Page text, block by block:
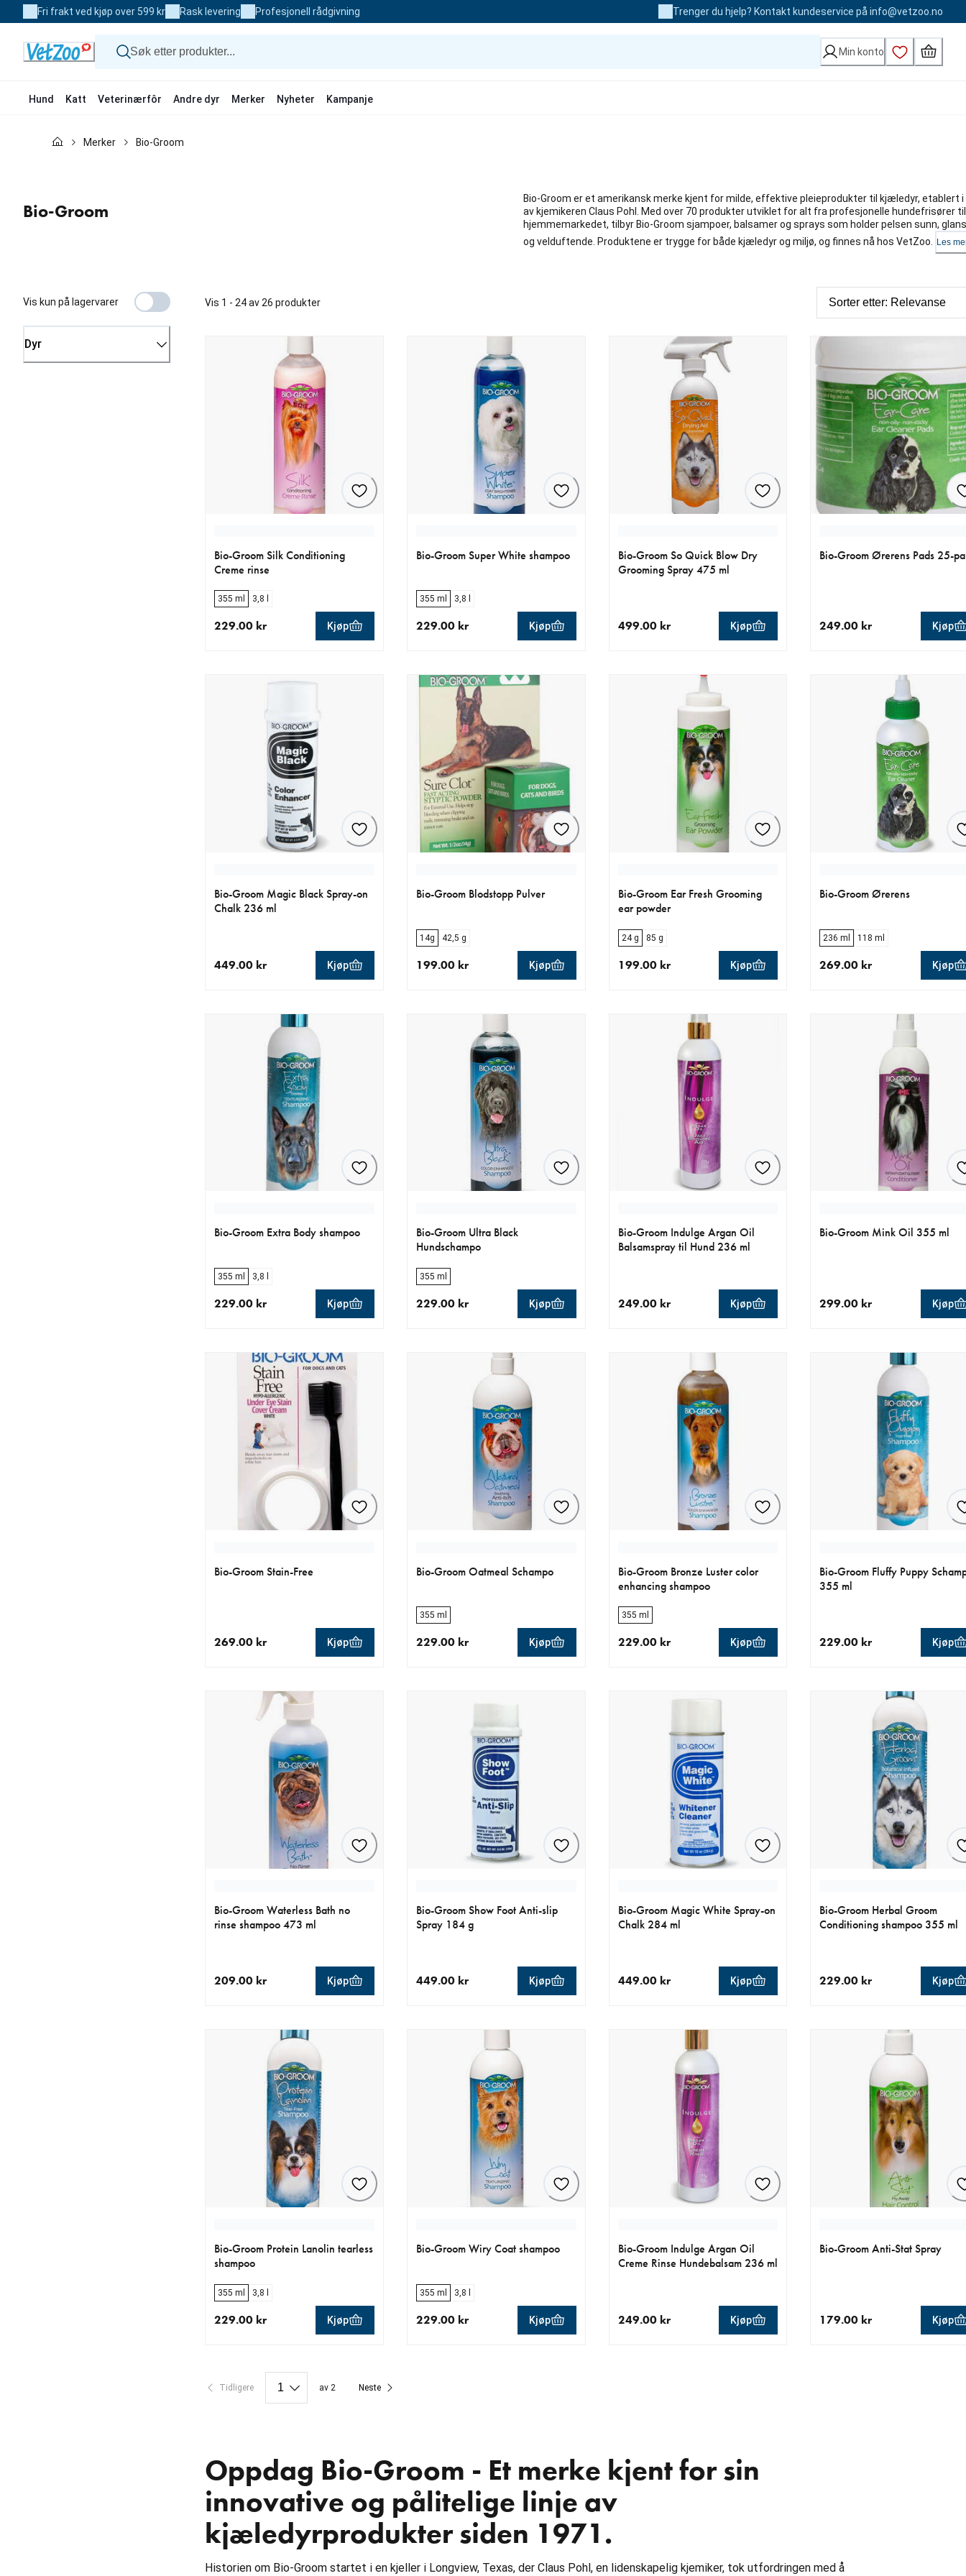
to
Fri frakt ved kjøp over 599 kr Rask levering Profesjonell rådgivning Trenger du hjelp? Kontakt kundeservice på info@vetzoo.no
Min konto
Hund Katt Veterinærfôr Andre dyr Merker Nyheter Kampanje
Nyheter
Kampanje
Merker Bio-Groom
Bio-Groom
Bio-Groom er et amerikansk merke kjent for milde, effektive pleieprodukter til kjæledyr, etablert i
av kjemikeren Claus Pohl. Med over 70 produkter utviklet for alt fra profesjonelle hundefrisører til
hjemmemarkedet, tilbyr Bio-Groom sjampoer, balsamer og sprays som holder pelsen sunn,
og velduftende. Produktene er trygge for både kjæledyr og miljø, og finnes nå hos VetZoo.
Les
Vis kun på lagervarer
Dyr
Vis 1 - 24 av 26 produkter
Bio-Groom Silk Conditioning
Creme rinse
355 ml 3,8 l
229.00 kr Kjøp
Bio-Groom Super White shampoo
355 ml 3,8 l
229.00 kr Kjøp
Bio-Groom So Quick Blow Dry
Grooming Spray 475 ml
499.00 kr Kjøp
Bio-Groom Ørerens Pads 25-
249.00 kr Kjøp
Bio-Groom Magic Black Spray-on
Chalk 236 ml
449.00 kr Kjøp
Bio-Groom Blodstopp Pulver
14g 42,5 g
199.00 kr Kjøp
Bio-Groom Ear Fresh Grooming
ear powder
24 g 85 g
199.00 kr Kjøp
Bio-Groom Ørerens
236 ml 118 ml
269.00 kr Kjøp
Bio-Groom Extra Body shampoo
355 ml 3,8 l
229.00 kr Kjøp
Bio-Groom Ultra Black
Hundschampo
355 ml
229.00 kr Kjøp
Bio-Groom Indulge Argan Oil
Balsamspray til Hund 236 ml
249.00 kr Kjøp
Bio-Groom Mink Oil 355 ml
299.00 kr Kjøp
Bio-Groom Stain-Free
269.00 kr Kjøp
Bio-Groom Oatmeal Schampo
355 ml
229.00 kr Kjøp
Bio-Groom Bronze Luster color
enhancing shampoo
355 ml
229.00 kr Kjøp
Bio-Groom Fluffy Puppy
355 ml
229.00 kr Kjøp
Bio-Groom Waterless Bath no
rinse shampoo 473 ml
209.00 kr Kjøp
Bio-Groom Show Foot Anti-slip
Spray 184 g
449.00 kr Kjøp
Bio-Groom Magic White Spray-on
Chalk 284 ml
449.00 kr Kjøp
Bio-Groom Herbal Groom
Conditioning shampoo 355 ml
229.00 kr Kjøp
Bio-Groom Protein Lanolin tearless
shampoo
355 ml 3,8 l
229.00 kr Kjøp
Bio-Groom Wiry Coat shampoo
355 ml 3,8 l
229.00 kr Kjøp
Bio-Groom Indulge Argan Oil
Creme Rinse Hundebalsam 236 ml
249.00 kr Kjøp
Bio-Groom Anti-Stat Spray
179.00 kr Kjøp
Tidligere av 2 Neste
Oppdag Bio-Groom - Et merke kjent for sin
innovative og pålitelige linje av
kjæledyrprodukter siden 1971.
Historien om Bio-Groom startet i en kjeller i Longview, Texas, der Claus Pohl, en lidenskapelig kjemiker, tok utfordringen med å